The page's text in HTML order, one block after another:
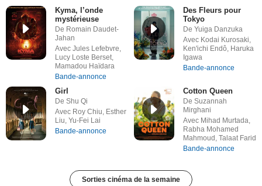
Kyma, l’onde
mystérieuse
De Romain Daudet-
Jahan
Avec Jules Lefebvre,
Lucy Loste Berset,
Mamadou Haïdara
Bande-annonce
Des Fleurs pour
Tokyo
De Yuiga Danzuka
Avec Kodai Kurosaki,
Ken'ichi Endô, Haruka
Igawa
Bande-annonce
Girl
De Shu Qi
Avec Roy Chiu, Esther
Liu, Yu-Fei Lai
Bande-annonce
Cotton Queen
De Suzannah
Mirghani
Avec Mihad Murtada,
Rabha Mohamed
Mahmoud, Talaat Farid
Bande-annonce
Sorties cinéma de la semaine